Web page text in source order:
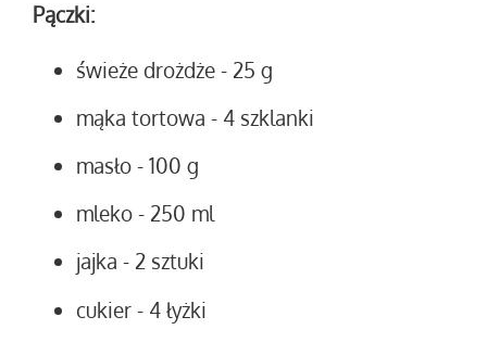
Pączki:
świeże drożdże - 25 g
mąka tortowa - 4 szklanki
masło - 100 g
mleko - 250 ml
jajka - 2 sztuki
cukier - 4 łyżki